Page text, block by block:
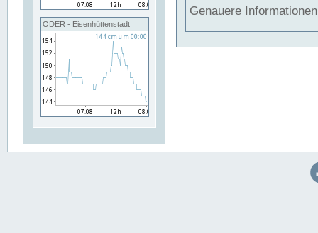
ODER - Eisenhüttenstadt
Genauere